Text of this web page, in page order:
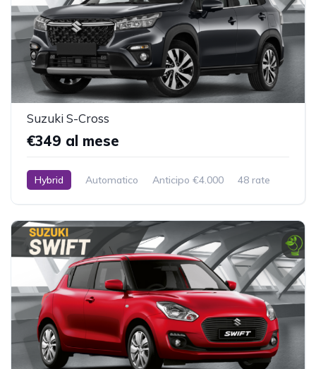
Suzuki S-Cross
€349 al mese
Hybrid Automatico Anticipo €4.000
48 rate